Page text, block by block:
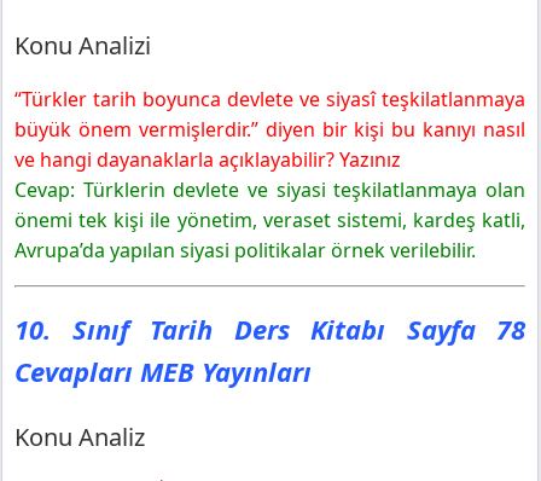
Konu Analizi
“Türkler tarih boyunca devlete ve siyasî teşkilatlanmaya
büyük önem vermişlerdir.” diyen bir kişi bu kanıyı nasıl
ve hangi dayanaklarla açıklayabilir? Yazınız
Cevap: Türklerin devlete ve siyasi teşkilatlanmaya olan
önemi tek kişi ile yönetim, veraset sistemi, kardeş katli,
Avrupa’da yapılan siyasi politikalar örnek verilebilir.
10. Sınıf Tarih Ders Kitabı Sayfa 78
Cevapları MEB Yayınları
Konu Analiz